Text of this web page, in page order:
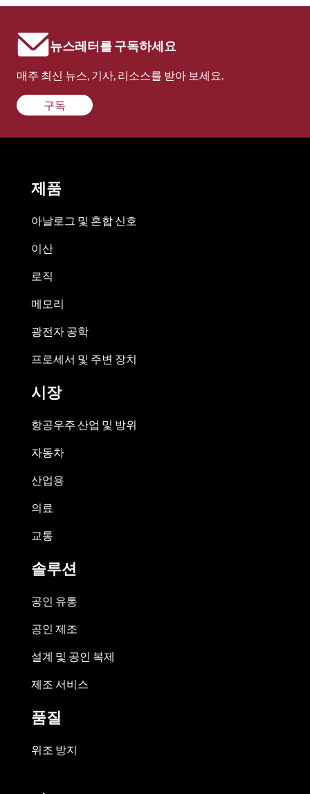
뉴스레터를 구독하세요
매주 최신 뉴스, 기사, 리소스를 받아 보세요.
구독
제품
아날로그 및 혼합 신호
이산
로직
메모리
광전자 공학
프로세서 및 주변 장치
시장
항공우주 산업 및 방위
자동차
산업용
의료
교통
솔루션
공인 유통
공인 제조
설계 및 공인 복제
제조 서비스
품질
위조 방지